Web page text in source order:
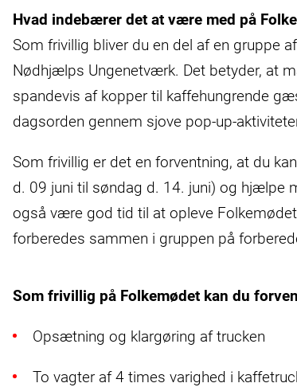
Hvad indebærer det at være med på
Som frivillig bliver du en del af en gruppe
Nødhjælps Ungenetværk. Det betyder, at
spandevis af kopper til kaffehungrende
dagsorden gennem sjove pop-up-
Som frivillig er det en forventning, at du
d. 09 juni til søndag d. 14. juni) og hjælpe
også være god tid til at opleve
forberedes sammen i gruppen på
Som frivillig på Folkemødet kan du
Opsætning og klargøring af trucken
To vagter af 4 times varighed i